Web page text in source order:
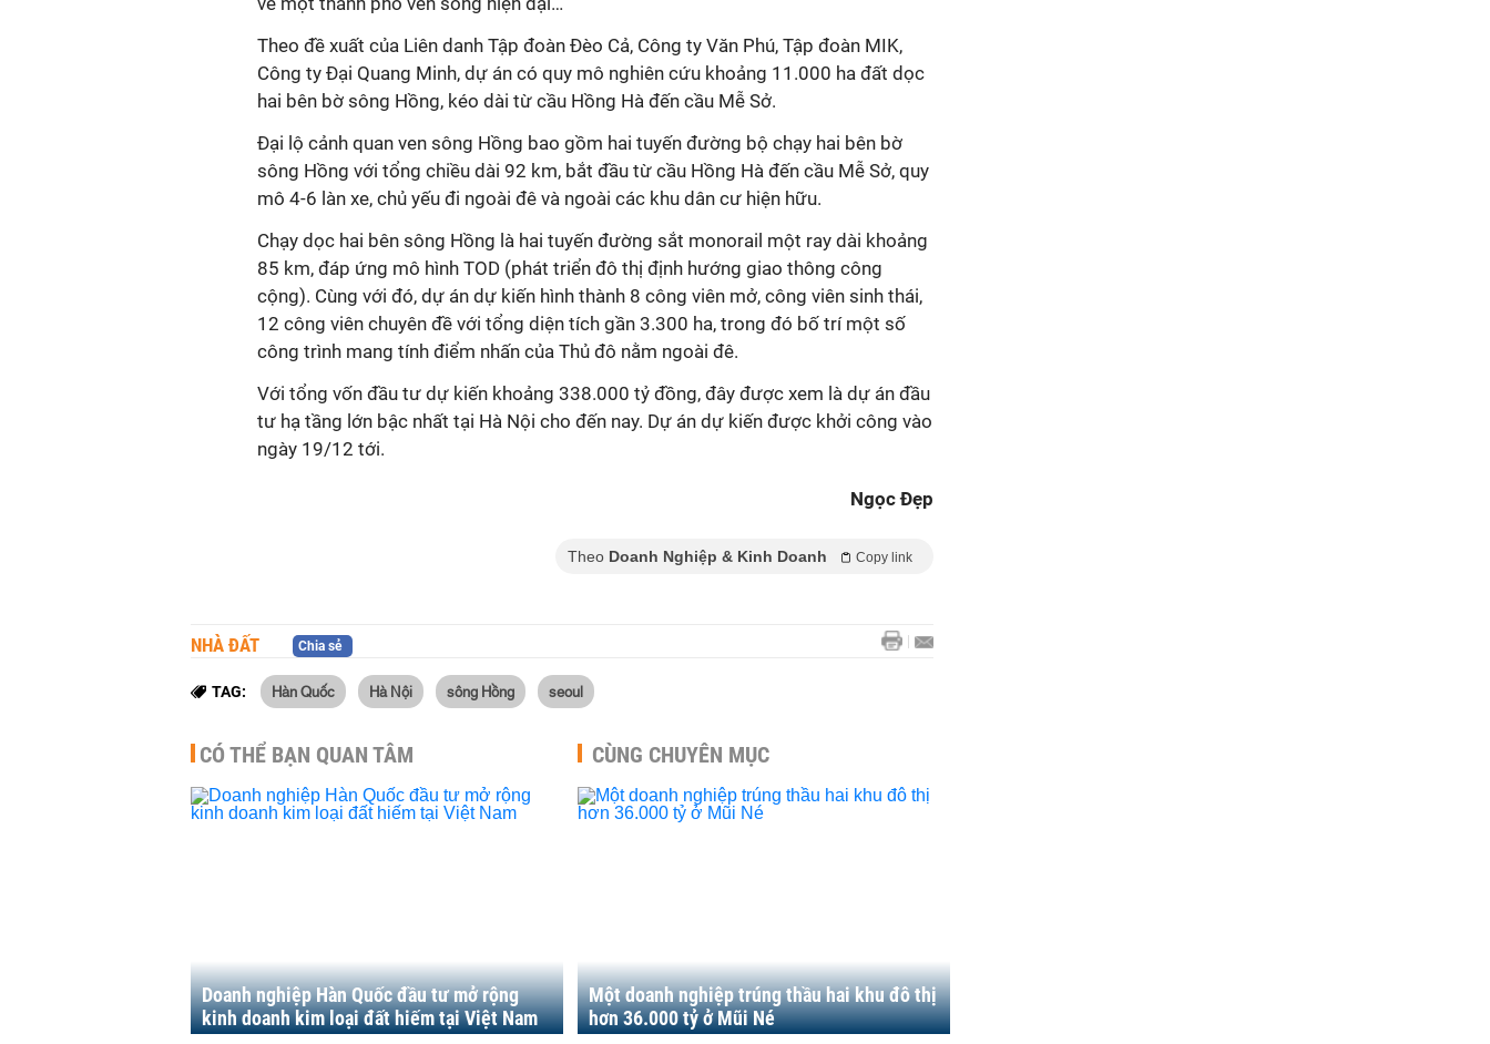
Theo đề xuất của Liên danh Tập đoàn Đèo Cả, Công ty Văn Phú, Tập đoàn MIK,
Công ty Đại Quang Minh, dự án có quy mô nghiên cứu khoảng 11.000 ha đất dọc
hai bên bờ sông Hồng, kéo dài từ cầu Hồng Hà đến cầu Mễ Sở.
Đại lộ cảnh quan ven sông Hồng bao gồm hai tuyến đường bộ chạy hai bên bờ
sông Hồng với tổng chiều dài 92 km, bắt đầu từ cầu Hồng Hà đến cầu Mễ Sở, quy
mô 4-6 làn xe, chủ yếu đi ngoài đê và ngoài các khu dân cư hiện hữu.
Chạy dọc hai bên sông Hồng là hai tuyến đường sắt monorail một ray dài khoảng
85 km, đáp ứng mô hình TOD (phát triển đô thị định hướng giao thông công
cộng). Cùng với đó, dự án dự kiến hình thành 8 công viên mở, công viên sinh thái,
12 công viên chuyên đề với tổng diện tích gần 3.300 ha, trong đó bố trí một số
công trình mang tính điểm nhấn của Thủ đô nằm ngoài đê.
Với tổng vốn đầu tư dự kiến khoảng 338.000 tỷ đồng, đây được xem là dự án đầu
tư hạ tầng lớn bậc nhất tại Hà Nội cho đến nay. Dự án dự kiến được khởi công vào
ngày 19/12 tới.
Ngọc Đẹp
Theo Doanh Nghiệp & Kinh Doanh Copy link
NHÀ ĐẤT Chia sẻ
TAG: Hàn Quốc Hà Nội sông Hồng seoul
CÓ THỂ BẠN QUAN TÂM
Doanh nghiệp Hàn Quốc đầu tư mở rộng
kinh doanh kim loại đất hiếm tại Việt Nam
CÙNG CHUYÊN MỤC
Một doanh nghiệp trúng thầu hai khu đô thị
hơn 36.000 tỷ ở Mũi Né